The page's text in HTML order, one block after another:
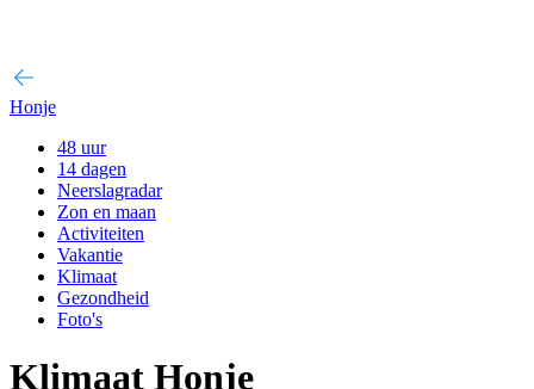
Honje
48 uur
14 dagen
Neerslagradar
Zon en maan
Activiteiten
Vakantie
Klimaat
Gezondheid
Foto's
Klimaat Honje